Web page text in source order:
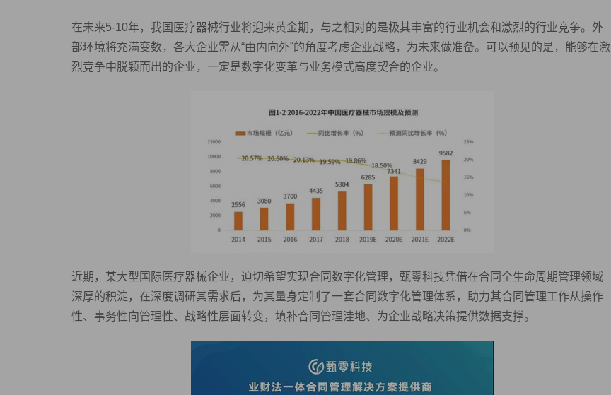
在未来5-10年，我国医疗器械行业将迎来黄金期，与之相对的是极其丰富的行业机会和激烈的行业竞争。外
部环境将充满变数，各大企业需从“由内向外”的角度考虑企业战略，为未来做准备。可以预见的是，能够在激
烈竞争中脱颖而出的企业，一定是数字化变革与业务模式高度契合的企业。
近期，某大型国际医疗器械企业，迫切希望实现合同数字化管理，甄零科技凭借在合同全生命周期管理领域
深厚的积淀，在深度调研其需求后，为其量身定制了一套合同数字化管理体系，助力其合同管理工作从操作
性、事务性向管理性、战略性层面转变，填补合同管理洼地、为企业战略决策提供数据支撑。